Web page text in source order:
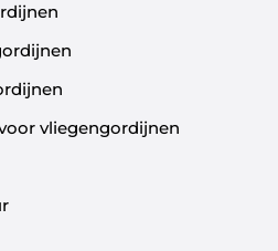
vliegengordijnen